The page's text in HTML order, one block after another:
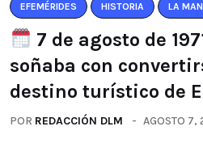
EFEMÉRIDES HISTORIA LA
7 de agosto de
soñaba con
destino turístico de
POR REDACCIÓN DLM AGOSTO 7,